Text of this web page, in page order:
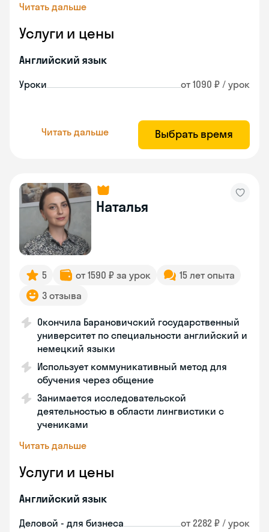
Читать дальше
Услуги и цены
Английский язык
Уроки от 1090 ₽ / урок
Читать дальше Выбрать время
Наталья
5 от 1590 ₽ за урок
15 лет опыта
3 отзыва
Окончила Барановичский государственный
университет по специальности английский и
немецкий языки
Использует коммуникативный метод для
обучения через общение
Занимается исследовательской
деятельностью в области лингвистики с
учениками
Читать дальше
Услуги и цены
Английский язык
Деловой - для бизнеса от 2282 ₽ / урок